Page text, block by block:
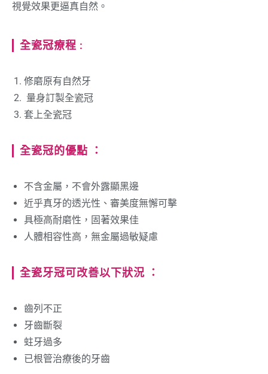
視覺效果更逼真自然。
全瓷冠療程 :
修磨原有自然牙
量身訂製全瓷冠
套上全瓷冠
全瓷冠的優點 ：
不含金屬，不會外露顯黑邊
近乎真牙的透光性、審美度無懈可擊
具極高耐磨性，固著效果佳
人體相容性高，無金屬過敏疑慮
全瓷牙冠可改善以下狀況 ：
齒列不正
牙齒斷裂
蛀牙過多
已根管治療後的牙齒